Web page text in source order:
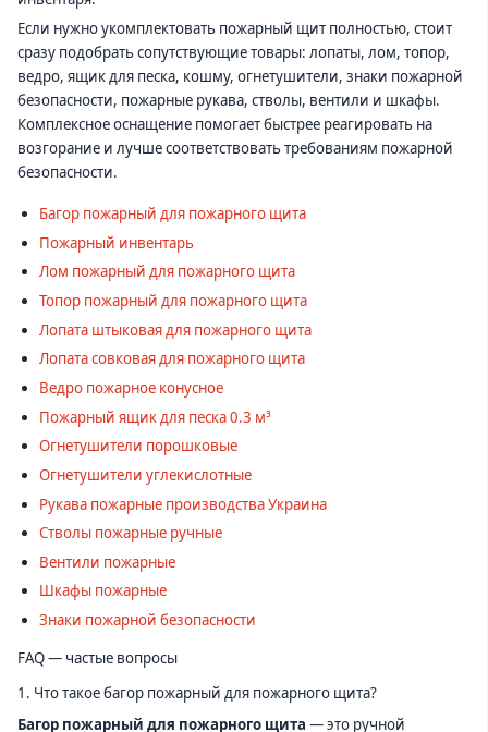
Если нужно укомплектовать пожарный щит полностью, стоит
сразу подобрать сопутствующие товары: лопаты, лом, топор,
ведро, ящик для песка, кошму, огнетушители, знаки пожарной
безопасности, пожарные рукава, стволы, вентили и шкафы.
Комплексное оснащение помогает быстрее реагировать на
возгорание и лучше соответствовать требованиям пожарной
безопасности.
Багор пожарный для пожарного щита
Пожарный инвентарь
Лом пожарный для пожарного щита
Топор пожарный для пожарного щита
Лопата штыковая для пожарного щита
Лопата совковая для пожарного щита
Ведро пожарное конусное
Пожарный ящик для песка 0.3 м³
Огнетушители порошковые
Огнетушители углекислотные
Рукава пожарные производства Украина
Стволы пожарные ручные
Вентили пожарные
Шкафы пожарные
Знаки пожарной безопасности
FAQ — частые вопросы
1. Что такое багор пожарный для пожарного щита?
Багор пожарный для пожарного щита — это ручной